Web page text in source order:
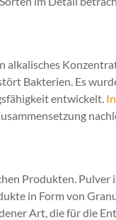
alkalisches
Bakterien. Es
entwickelt.
Produkten.
in Form von
Art, die für die